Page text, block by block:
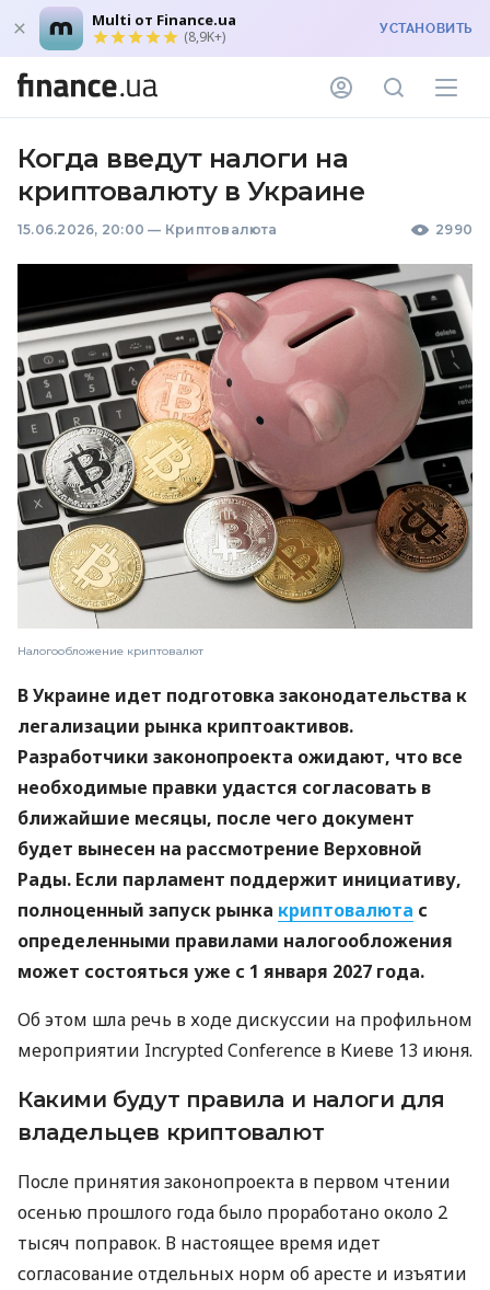
Multi от Finance.ua
(8,9K+) УСТАНОВИТЬ
Когда введут налоги на
криптовалюту в Украине
15.06.2026, 20:00 — Криптовалюта 2990
Налогообложение криптовалют
В Украине идет подготовка законодательства к
легализации рынка криптоактивов.
Разработчики законопроекта ожидают, что все
необходимые правки удастся согласовать в
ближайшие месяцы, после чего документ
будет вынесен на рассмотрение Верховной
Рады. Если парламент поддержит инициативу,
полноценный запуск рынка криптовалюта с
определенными правилами налогообложения
может состояться уже с 1 января 2027 года.
Об этом шла речь в ходе дискуссии на профильном
мероприятии Incrypted Conference в Киеве 13 июня.
Какими будут правила и налоги для
владельцев криптовалют
После принятия законопроекта в первом чтении
осенью прошлого года было проработано около 2
тысяч поправок. В настоящее время идет
согласование отдельных норм об аресте и изъятии